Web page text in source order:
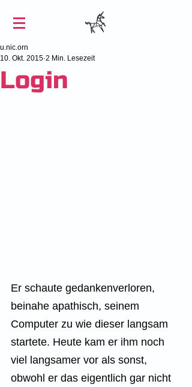
Login
u.nic.orn
10. Okt. 2015 2 Min. Lesezeit
Er schaute gedankenverloren,
beinahe apathisch, seinem
Computer zu wie dieser langsam
startete. Heute kam er ihm noch
viel langsamer vor als sonst,
obwohl er das eigentlich gar nicht